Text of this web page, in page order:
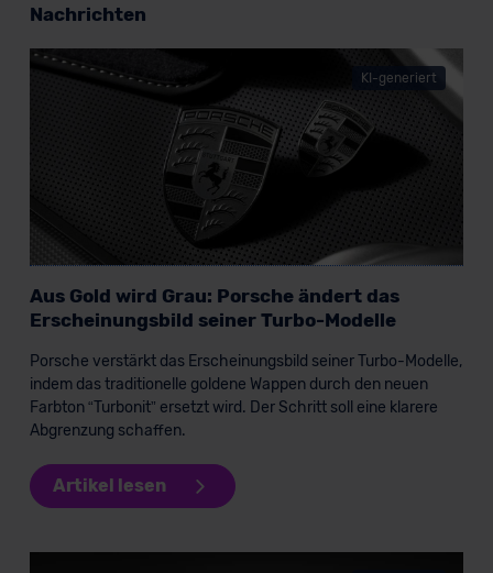
datenschutz@meinauto.de anfordern.
Datenschutzerklärung
Nachrichten
KI-generiert
Aus Gold wird Grau: Porsche ändert das
Erscheinungsbild seiner Turbo-Modelle
Porsche verstärkt das Erscheinungsbild seiner Turbo-Modelle,
indem das traditionelle goldene Wappen durch den neuen
Farbton “Turbonit” ersetzt wird. Der Schritt soll eine klarere
Abgrenzung schaffen.
Artikel lesen